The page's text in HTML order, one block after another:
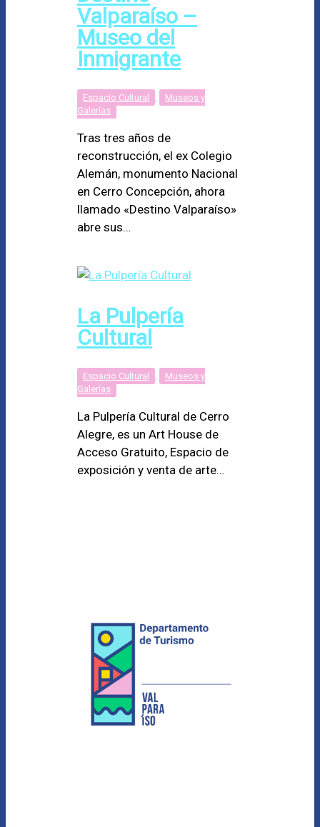
Valparaíso –
Museo del
Inmigrante
Espacio Cultural
Museos y
Galerías
Tras tres años de
reconstrucción, el ex Colegio
Alemán, monumento Nacional
en Cerro Concepción, ahora
llamado «Destino Valparaíso»
abre sus…
La Pulpería
Cultural
Espacio Cultural
Museos y
Galerías
La Pulpería Cultural de Cerro
Alegre, es un Art House de
Acceso Gratuito, Espacio de
exposición y venta de arte…